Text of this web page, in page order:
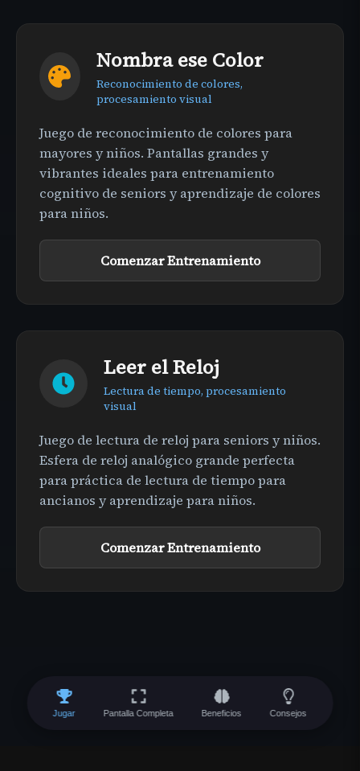
Nombra ese Color
Reconocimiento de colores,
procesamiento visual
Juego de reconocimiento de colores para
mayores y niños. Pantallas grandes y
vibrantes ideales para entrenamiento
cognitivo de seniors y aprendizaje de colores
para niños.
Comenzar Entrenamiento
Leer el Reloj
Lectura de tiempo, procesamiento
visual
Juego de lectura de reloj para seniors y niños.
Esfera de reloj analógico grande perfecta
para práctica de lectura de tiempo para
ancianos y aprendizaje para niños.
Comenzar Entrenamiento
Jugar Pantalla Completa Beneficios Consejos